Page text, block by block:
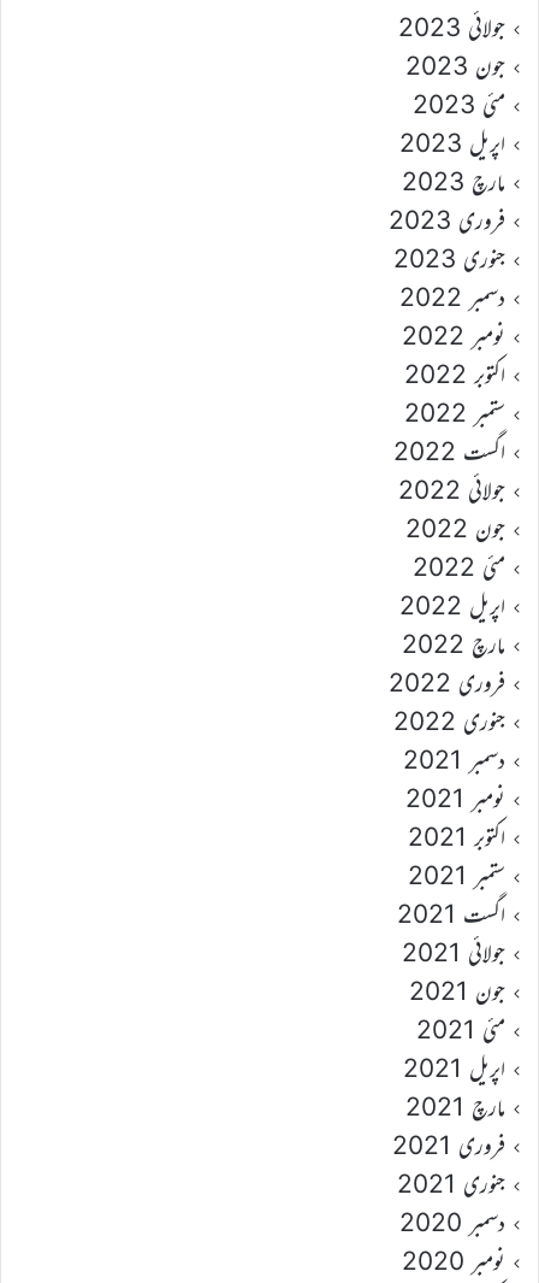
جولائی 2023
جون 2023
مئی 2023
اپریل 2023
مارچ 2023
فروری 2023
جنوری 2023
دسمبر 2022
نومبر 2022
اکتوبر 2022
ستمبر 2022
اگست 2022
جولائی 2022
جون 2022
مئی 2022
اپریل 2022
مارچ 2022
فروری 2022
جنوری 2022
دسمبر 2021
نومبر 2021
اکتوبر 2021
ستمبر 2021
اگست 2021
جولائی 2021
جون 2021
مئی 2021
اپریل 2021
مارچ 2021
فروری 2021
جنوری 2021
دسمبر 2020
نومبر 2020